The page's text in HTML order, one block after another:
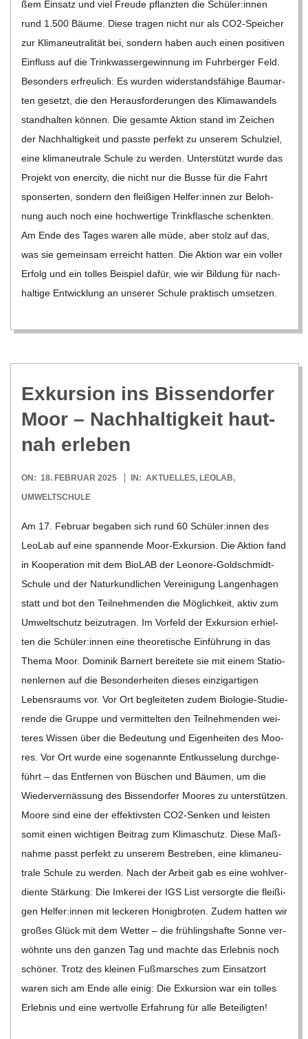
ßem Ein­satz und viel Freude pflanz­ten die Schüler:innen
rund 1.500 Bäume. Diese tra­gen nicht nur als CO2-Spei­­cher
zur Kli­ma­neu­tra­li­tät bei, son­dern haben auch einen posi­ti­ven
Ein­fluss auf die Trink­was­ser­ge­win­nung im Fuhr­ber­ger Feld.
Beson­ders erfreu­lich: Es wur­den wider­stands­fä­hige Baum­ar­
ten gesetzt, die den Her­aus­for­de­run­gen des Kli­ma­wan­dels
stand­hal­ten kön­nen. Die gesamte Aktion stand im Zei­chen
der Nach­hal­tig­keit und passte per­fekt zu unse­rem Schul­ziel,
eine kli­ma­neu­trale Schule zu wer­den. Unter­stützt wurde das
Pro­jekt von ener­city, die nicht nur die Busse für die Fahrt
spon­ser­ten, son­dern den flei­ßi­gen Helfer:innen zur Beloh­
nung auch noch eine hoch­wer­tige Trink­fla­sche schenk­ten.
Am Ende des Tages waren alle müde, aber stolz auf das,
was sie gemein­sam erreicht hat­ten. Die Aktion war ein vol­ler
Erfolg und ein tol­les Bei­spiel dafür, wie wir Bil­dung für nach­
hal­tige Ent­wick­lung an unse­rer Schule prak­tisch umset­zen.
Exkur­sion ins Bis­sen­dor­fer
Moor – Nach­hal­tig­keit haut­
nah erleben
2025-
02-
ON: 18. FEBRUAR 2025 IN: AKTUELLES, LEOLAB,
UMWELTSCHULE
Am 17. Februar bega­ben sich rund 60 Schüler:innen des
Leo­Lab auf eine span­nende Moor-Exkur­­sion. Die Aktion fand
in Koope­ra­tion mit dem Bio­LAB der Leo­­nore-Gol­d­­schmidt-
Schule und der Natur­kund­li­chen Ver­ei­ni­gung Lan­gen­ha­gen
statt und bot den Teil­neh­men­den die Mög­lich­keit, aktiv zum
Umwelt­schutz bei­zu­tra­gen. Im Vor­feld der Exkur­sion erhiel­
ten die Schüler:innen eine theo­re­ti­sche Ein­füh­rung in das
Thema Moor. Domi­nik Barn­ert berei­tete sie mit einem Sta­tio­
nen­ler­nen auf die Beson­der­hei­ten die­ses ein­zig­ar­ti­gen
Lebens­raums vor. Vor Ort beglei­te­ten zudem Bio­­­lo­­gie-Stu­­die­­
rende die Gruppe und ver­mit­tel­ten den Teil­neh­men­den wei­
te­res Wis­sen über die Bedeu­tung und Eigen­hei­ten des Moo­
res. Vor Ort wurde eine soge­nannte Ent­kus­se­lung durch­ge­
führt – das Ent­fer­nen von Büschen und Bäu­men, um die
Wie­der­vernäs­sung des Bis­sen­dor­fer Moo­res zu unter­stüt­zen.
Moore sind eine der effek­tivs­ten CO2-Sen­ken und leis­ten
somit einen wich­ti­gen Bei­trag zum Kli­ma­schutz. Diese Maß­
nahme passt per­fekt zu unse­rem Bestre­ben, eine kli­ma­neu­
trale Schule zu wer­den. Nach der Arbeit gab es eine wohl­ver­
diente Stär­kung: Die Imke­rei der IGS List ver­sorgte die flei­ßi­
gen Helfer:innen mit lecke­ren Honig­bro­ten. Zudem hat­ten wir
gro­ßes Glück mit dem Wet­ter – die früh­lings­hafte Sonne ver­
wöhnte uns den gan­zen Tag und machte das Erleb­nis noch
schö­ner. Trotz des klei­nen Fuß­mar­sches zum Ein­satz­ort
waren sich am Ende alle einig: Die Exkur­sion war ein tol­les
Erleb­nis und eine wert­volle Erfah­rung für alle Betei­lig­ten!